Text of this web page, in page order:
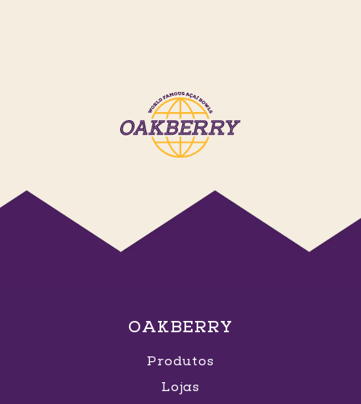
OAKBERRY
Produtos
Lojas